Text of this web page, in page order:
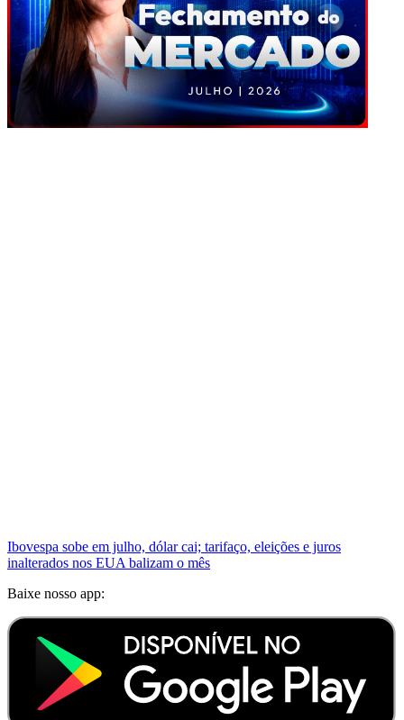
Ibovespa sobe em julho, dólar cai; tarifaço, eleições e juros
inalterados nos EUA balizam o mês
Baixe nosso app: